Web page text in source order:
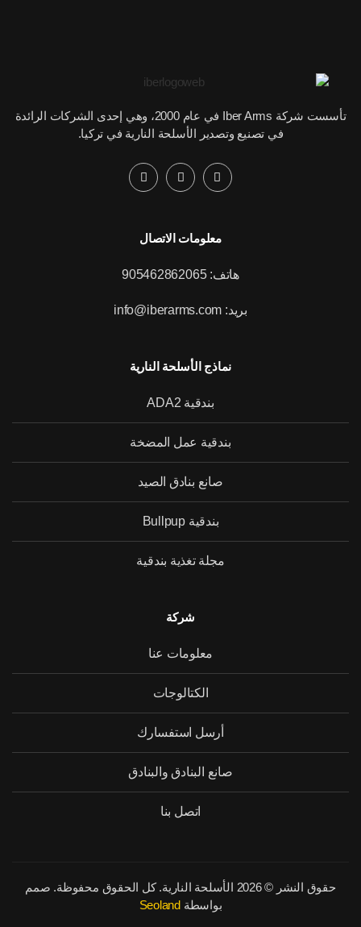
تأسست شركة Iber Arms في عام 2000، وهي إحدى الشركات الرائدة
في تصنيع وتصدير الأسلحة النارية في تركيا.
معلومات الاتصال
هاتف: 905462862065
بريد: info@iberarms.com
نماذج الأسلحة النارية
بندقية ADA2
بندقية عمل المضخة
صانع بنادق الصيد
بندقية Bullpup
مجلة تغذية بندقية
شركة
معلومات عنا
الكتالوجات
أرسل استفسارك
صانع البنادق والبنادق
اتصل بنا
حقوق النشر © 2026 الأسلحة النارية. كل الحقوق محفوظة. صمم
بواسطة Seoland